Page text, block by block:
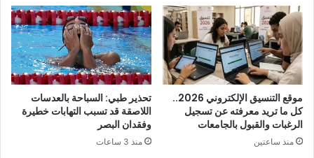
موقع التنسيق الإلكتروني 2026..
كل ما تريد معرفته عن تسجيل
الرغبات والقبول بالجامعات
منذ ساعتين
تحذير طبي: السباحة بالعدسات
اللاصقة قد تسبب التهابات خطيرة
وفقدان البصر
منذ 3 ساعات